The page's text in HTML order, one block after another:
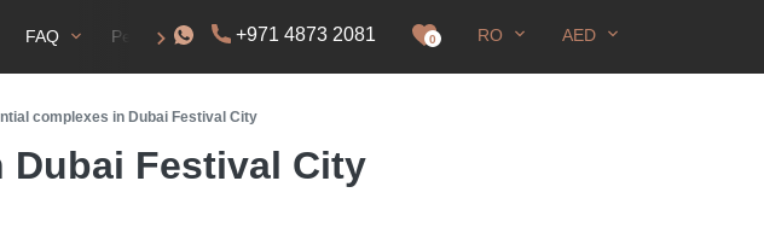
FAQ Permis de rezidență+971 4873 2081 0 RO AED
complexes in Dubai Festival City
Festival City